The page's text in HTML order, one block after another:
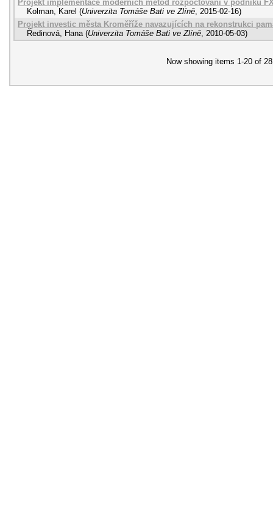
Projekt implementace moderních metod rozpočtování v podniku
Kolman, Karel (Univerzita Tomáše Bati ve Zlíně, 2015-02-16)
Projekt investic města Kroměříže navazujících na rekonstrukci
Ředinová, Hana (Univerzita Tomáše Bati ve Zlíně, 2010-05-03)
Now showing items 1-20 of 28